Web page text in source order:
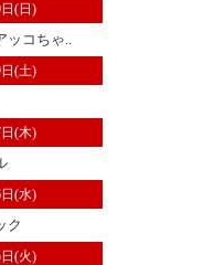
日(日)
ッコちゃ..
日(土)
日(木)
日(水)
ク
日(火)